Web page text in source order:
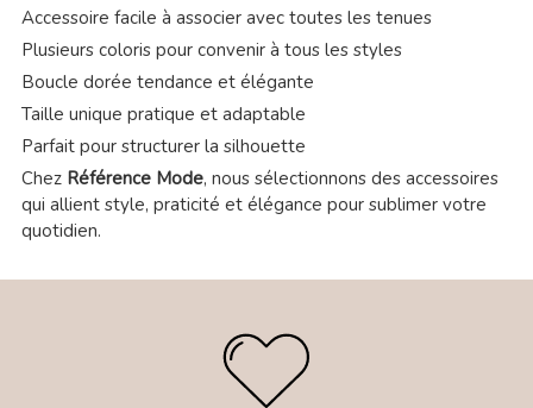
Accessoire facile à associer avec toutes les tenues
Plusieurs coloris pour convenir à tous les styles
Boucle dorée tendance et élégante
Taille unique pratique et adaptable
Parfait pour structurer la silhouette
Chez Référence Mode, nous sélectionnons des accessoires
qui allient style, praticité et élégance pour sublimer votre
quotidien.